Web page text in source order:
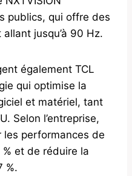
publics, qui offre des
jusqu’à 90 Hz.
également TCL
qui optimise la
et matériel, tant
Selon l’entreprise,
les performances de
et de réduire la
%.